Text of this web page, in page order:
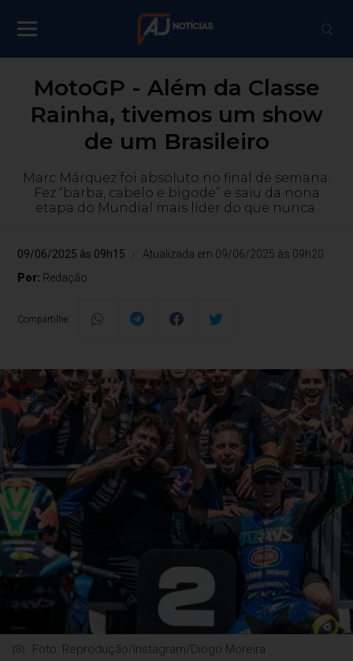
MotoGP - Além da Classe
Rainha, tivemos um show
de um Brasileiro
Marc Márquez foi absoluto no final de semana.
Fez “barba, cabelo e bigode” e saiu da nona
etapa do Mundial mais líder do que nunca.
09/06/2025 às 09h15
Atualizada em 09/06/2025 às 09h20
Por: Redação
Compartilhe:
Foto: Reprodução/Instagram/Diogo Moreira